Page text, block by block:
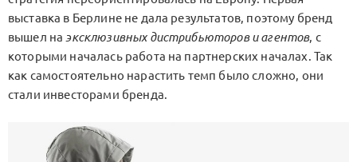
выставка в Берлине не дала результатов, поэтому бренд
вышел на эксклюзивных дистрибьюторов и агентов, с
которыми началась работа на партнерских началах. Так
как самостоятельно нарастить темп было сложно, они
стали инвесторами бренда.